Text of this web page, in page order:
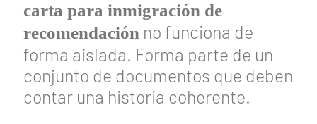
carta para inmigración de
recomendación no funciona de
forma aislada. Forma parte de un
conjunto de documentos que deben
contar una historia coherente.